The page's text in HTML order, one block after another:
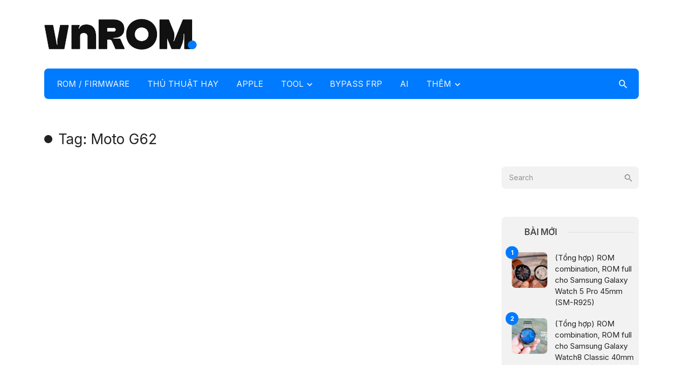
ROM / FIRMWARE THỦ THUẬT HAY APPLE TOOL BYPASS FRP AI THÊM
Tag: Moto G62
BÀI MỚI
(Tổng hợp) ROM
combination, ROM full
cho Samsung Galaxy
Watch 5 Pro 45mm
(SM-R925)
(Tổng hợp) ROM
combination, ROM full
cho Samsung Galaxy
Watch8 Classic 40mm